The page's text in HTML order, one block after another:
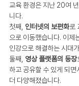
교육 환경은 지난 20여
니다.
첫째, 인터넷의 보편화로
으로 이동했습니다. 이제
인강으로 해결하는 시대
둘째, 영상 플랫폼의 등장
하고 공유할 수 있게 되면
더 다양해졌습니다.